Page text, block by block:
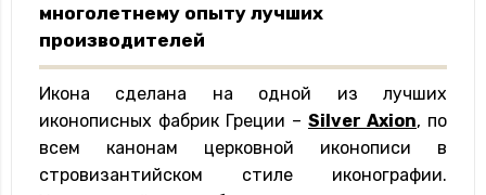
многолетнему опыту лучших
производителей
Икона сделана ​​на одной из лучших
иконописных фабрик Греции – Silver Axion, по
всем канонам церковной иконописи в
стровизантийском стиле иконографии.